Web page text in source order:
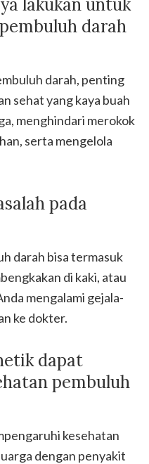
lakukan untuk
darah
darah, penting
sehat yang kaya buah
menghindari merokok
serta mengelola
pada
darah bisa termasuk
di kaki, atau
mengalami gejala-
ke dokter.
dapat
pembuluh
kesehatan
dengan penyakit